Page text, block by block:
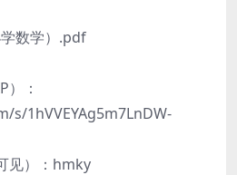
数学）.pdf
：
1hVVEYAg5m7LnDW-
）：hmky